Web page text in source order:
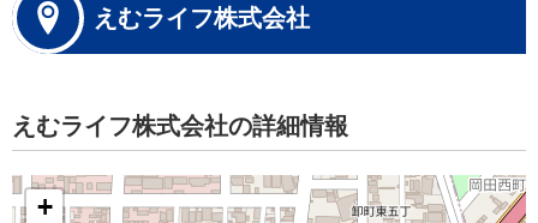
えむライフ株式会社
えむライフ株式会社の詳細情報
+